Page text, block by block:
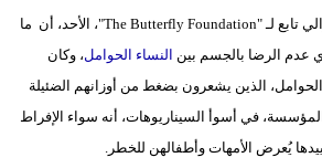
حذر خط للمساعدة الأسترالي تابع لـ "The Butterfly Foundation"، الأحد، أن ما
عدم الرضا بالجسم بين النساء الحوامل، وكان
الذين يشعرون بضغط من أوزانهم الضئيلة
في أسوأ السيناريوهات، أنه سواء الإفراط
يُعرض الأمهات وأطفالهن للخطر.